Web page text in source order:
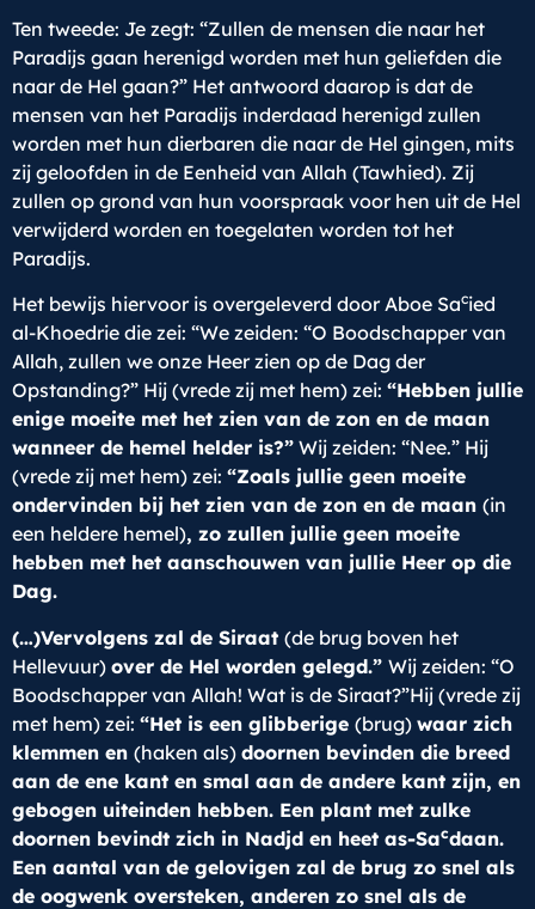
Ten tweede: Je zegt: “Zullen de mensen die naar het
Paradijs gaan herenigd worden met hun geliefden die
naar de Hel gaan?” Het antwoord daarop is dat de
mensen van het Paradijs inderdaad herenigd zullen
worden met hun dierbaren die naar de Hel gingen, mits
zij geloofden in de Eenheid van Allah (Tawhied). Zij
zullen op grond van hun voorspraak voor hen uit de Hel
verwijderd worden en toegelaten worden tot het
Paradijs.
Het bewijs hiervoor is overgeleverd door Aboe Sacied
al-Khoedrie die zei: “We zeiden: “O Boodschapper van
Allah, zullen we onze Heer zien op de Dag der
Opstanding?” Hij (vrede zij met hem) zei: “Hebben jullie
enige moeite met het zien van de zon en de maan
wanneer de hemel helder is?” Wij zeiden: “Nee.” Hij
(vrede zij met hem) zei: “Zoals jullie geen moeite
ondervinden bij het zien van de zon en de maan (in
een heldere hemel), zo zullen jullie geen moeite
hebben met het aanschouwen van jullie Heer op die
Dag.
(…)Vervolgens zal de Siraat (de brug boven het
Hellevuur) over de Hel worden gelegd.” Wij zeiden: “O
Boodschapper van Allah! Wat is de Siraat?”Hij (vrede zij
met hem) zei: “Het is een glibberige (brug) waar zich
klemmen en (haken als) doornen bevinden die breed
aan de ene kant en smal aan de andere kant zijn, en
gebogen uiteinden hebben. Een plant met zulke
doornen bevindt zich in Nadjd en heet as-Sacdaan.
Een aantal van de gelovigen zal de brug zo snel als
de oogwenk oversteken, anderen zo snel als de